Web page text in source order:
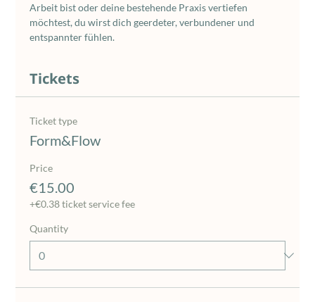
Arbeit bist oder deine bestehende Praxis vertiefen
möchtest, du wirst dich geerdeter, verbundener und
entspannter fühlen.
Tickets
Ticket type
Form&Flow
Price
€15.00
+€0.38 ticket service fee
Quantity